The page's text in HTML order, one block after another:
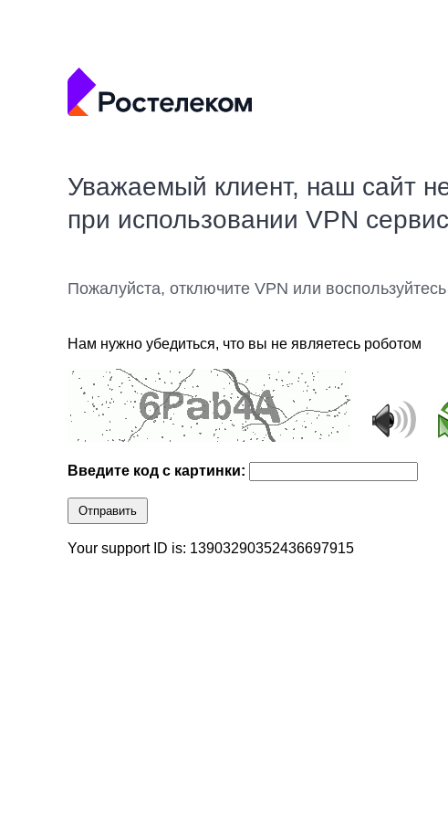
Уважаемый клиент, наш сайт
при использовании VPN
Пожалуйста, отключите VPN или
Нам нужно убедиться, что вы не являетесь роботом
Введите код с картинки:
Отправить
Your support ID is: 13903290352436697915